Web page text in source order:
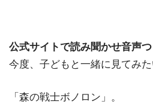
公式サイトで読み聞かせ音声
今度、子どもと一緒に見てみた
「森の戦士ボノロン」。